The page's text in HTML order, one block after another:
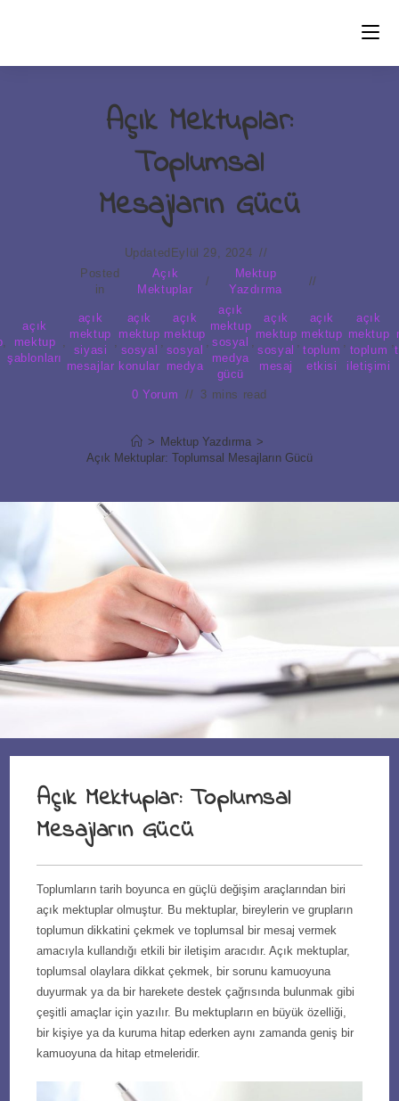
Açık Mektuplar:
Toplumsal
Mesajların Gücü
Updated Eylül 29, 2024
Posted
in
Açık
Mektuplar
/
Mektup
Yazdırma
,
açık
mektup
şablonları
,
açık
mektup
siyasi
mesajlar
,
açık
mektup
sosyal
konular
,
açık
mektup
sosyal
medya
,
açık
mektup
sosyal
medya
gücü
,
açık
mektup
sosyal
mesaj
,
açık
mektup
toplum
etkisi
,
açık
mektup
toplum
iletişimi
,
0 Yorum 3 mins read
> Mektup Yazdırma >
Açık Mektuplar: Toplumsal Mesajların Gücü
Açık Mektuplar: Toplumsal
Mesajların Gücü
Toplumların tarih boyunca en güçlü değişim araçlarından biri
açık mektuplar olmuştur. Bu mektuplar, bireylerin ve grupların
toplumun dikkatini çekmek ve toplumsal bir mesaj vermek
amacıyla kullandığı etkili bir iletişim aracıdır. Açık mektuplar,
toplumsal olaylara dikkat çekmek, bir sorunu kamuoyuna
duyurmak ya da bir harekete destek çağrısında bulunmak gibi
çeşitli amaçlar için yazılır. Bu mektupların en büyük özelliği,
bir kişiye ya da kuruma hitap ederken aynı zamanda geniş bir
kamuoyuna da hitap etmeleridir.